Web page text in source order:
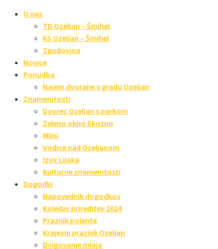
O nas
TD Ozeljan – Šmihel
KS Ozeljan – Šmihel
Zgodovina
Novice
Ponudba
Najem dvorane v gradu Ozeljan
Znamenitosti
Dvorec Ozeljan s parkom
Zeleno okno Skozno
Mlini
Vodice nad Ozeljanom
Izvir Lijaka
Kulturne znamenitosti
Dogodki
Napovednik dogodkov
Koledar prireditev 2024
Praznik polente
Krajevni praznik Ozeljan
Dvigovanje mlaja